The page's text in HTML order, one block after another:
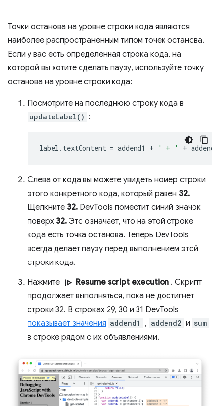
Точки останова на уровне строки кода являются
наиболее распространенным типом точек останова.
Если у вас есть определенная строка кода, на
которой вы хотите сделать паузу, используйте точку
останова на уровне строки кода:
Посмотрите на последнюю строку кода в
updateLabel() :
label . textContent = addend1 + ' + ' + addend2
Слева от кода вы можете увидеть номер строки
этого конкретного кода, который равен 32.
Щелкните 32. DevTools поместит синий значок
поверх 32. Это означает, что на этой строке
кода есть точка останова. Теперь DevTools
всегда делает паузу перед выполнением этой
строки кода.
Нажмите resume Resume script execution . Скрипт
продолжает выполняться, пока не достигнет
строки 32. В строках 29, 30 и 31 DevTools
показывает значения addend1 , addend2 и sum
в строке рядом с их объявлениями.